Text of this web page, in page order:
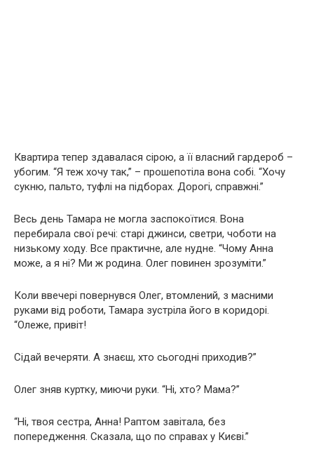
Квартира тепер здавалася сірою, а її власний гардероб –
убогим. “Я теж хочу так,” – прошепотіла вона собі. “Хочу
сукню, пальто, туфлі на підборах. Дорогі, справжні.”
Весь день Тамара не могла заспокоїтися. Вона
перебирала свої речі: старі джинси, светри, чоботи на
низькому ходу. Все практичне, але нудне. “Чому Анна
може, а я ні? Ми ж родина. Олег повинен зрозуміти.”
Коли ввечері повернувся Олег, втомлений, з масними
руками від роботи, Тамара зустріла його в коридорі.
“Олеже, привіт!
Сідай вечеряти. А знаєш, хто сьогодні приходив?”
Олег зняв куртку, миючи руки. “Ні, хто? Мама?”
“Ні, твоя сестра, Анна! Раптом завітала, без
попередження. Сказала, що по справах у Києві.”